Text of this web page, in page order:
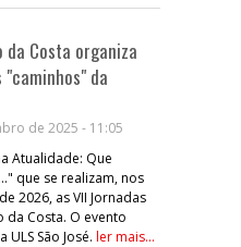
Costa organiza
da
de 2025 - 11:05
Atualidade: Que
que se realizam, nos
2026, as VII Jornadas
Costa. O evento
São José. ler mais...